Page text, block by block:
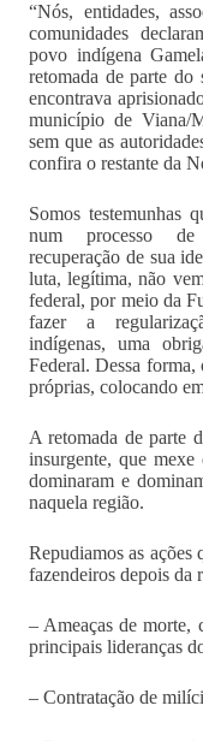
“Nós, entidades,
comunidades
povo indígena
retomada de parte do
encontrava
município de Viana/
sem que as
confira o restante da
Somos testemunhas
num processo de
recuperação de sua
luta, legítima, não
federal, por meio da
fazer a
indígenas, uma
Federal. Dessa forma,
próprias, colocando
A retomada de parte
insurgente, que
dominaram e
naquela região.
Repudiamos as ações
fazendeiros depois da
– Ameaças de morte,
principais lideranças
– Contratação de